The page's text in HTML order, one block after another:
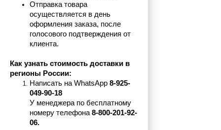
Отправка товара
осуществляется в день
оформления заказа, после
голосового подтверждения от
клиента.
Как узнать стоимость доставки в
регионы России:
Написать на WhatsApp 8-925-
049-90-18
У менеджера по бесплатному
номеру телефона 8-800-201-92-
06.